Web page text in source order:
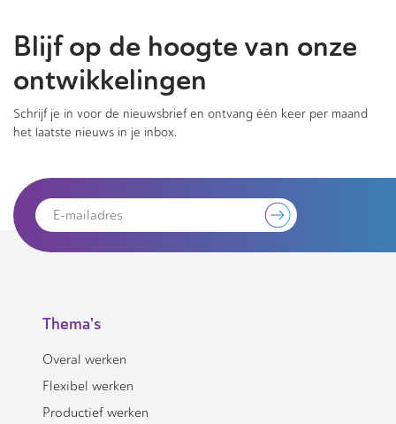
Blijf op de hoogte van onze
ontwikkelingen
Schrijf je in voor de nieuwsbrief en ontvang één keer per maand
het laatste nieuws in je inbox.
Thema's
Overal werken
Flexibel werken
Productief werken